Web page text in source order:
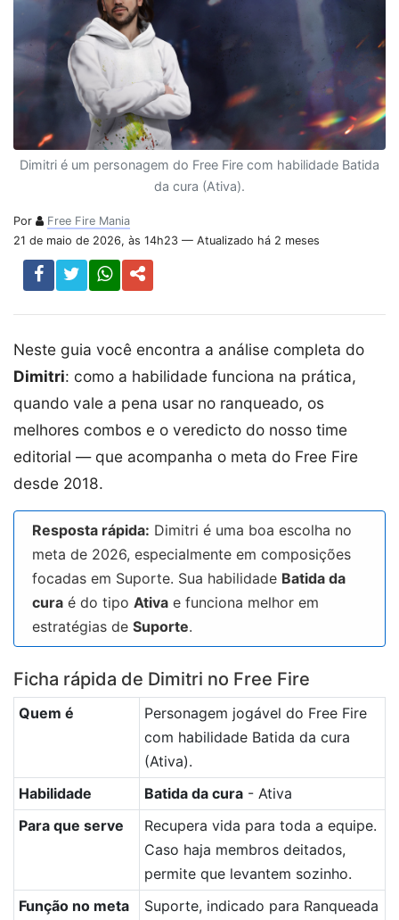
Dimitri é um personagem do Free Fire com habilidade Batida
da cura (Ativa).
Por
Free Fire Mania
21 de maio de 2026, às 14h23 — Atualizado há 2 meses
Neste guia você encontra a análise completa do
Dimitri: como a habilidade funciona na prática,
quando vale a pena usar no ranqueado, os
melhores combos e o veredicto do nosso time
editorial — que acompanha o meta do Free Fire
desde 2018.
Resposta rápida: Dimitri é uma boa escolha no
meta de 2026, especialmente em composições
focadas em Suporte. Sua habilidade Batida da
cura é do tipo Ativa e funciona melhor em
estratégias de Suporte.
Ficha rápida de Dimitri no Free Fire
Quem é
Personagem jogável do Free Fire
com habilidade Batida da cura
(Ativa).
Habilidade
Batida da cura- Ativa
Para que serve
Recupera vida para toda a equipe.
Caso haja membros deitados,
permite que levantem sozinho.
Função no meta
Suporte, indicado para Ranqueada